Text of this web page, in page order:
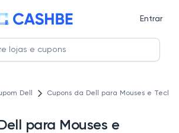
Entrar
Dell Cupons da Dell para Mouses e
para Mouses e